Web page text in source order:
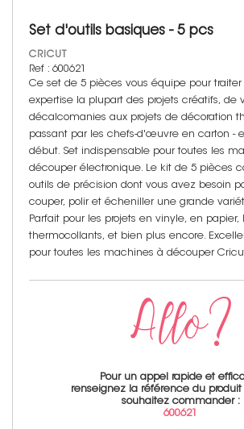
Set d'outils basiques - 5 pcs
CRICUT
Ref : 600621
Ce set de 5 pièces vous équipe pour
expertise la plupart des projets créatifs, de
décalcomanies aux projets de décoration
passant par les chefs-d'œuvre en carton -
début. Set indispensable pour toutes les
découper électronique. Le kit de 5 pièces
outils de précision dont vous avez besoin
couper, polir et écheniller une grande
Parfait pour les projets en vinyle, en papier,
thermocollants, et bien plus encore.
pour toutes les machines à découper
Pour un appel rapide et
renseignez la référence du produit
souhaitez commander :
600621